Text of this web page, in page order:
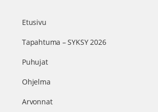
Etusivu
Tapahtuma – SYKSY 2026
Puhujat
Ohjelma
Arvonnat